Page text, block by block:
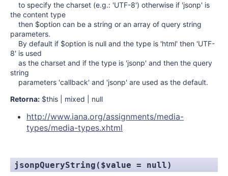
to specify the charset (e.g.: 'UTF-8') otherwise if 'jsonp' is
the content type
then $option can be a string or an array of query string
parameters.
By default if $option is null and the type is 'html' then 'UTF-
8' is used
as the charset and if the type is 'jsonp' and then the query
string
parameters 'callback' and 'jsonp' are used as the default.
Retorna: $this | mixed | null
http://www.iana.org/assignments/media-
types/media-types.xhtml
jsonpQueryString($value = null)